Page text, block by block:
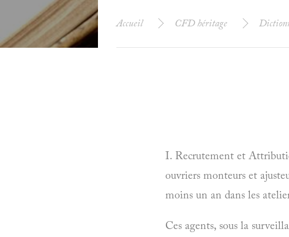
Accueil CFD héritage
I. Recrutement et
ouvriers monteurs et
moins un an dans les
Ces agents, sous la